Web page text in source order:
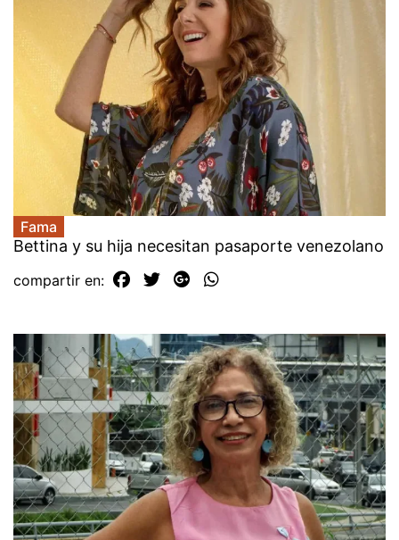
Fama
Bettina y su hija necesitan pasaporte venezolano
compartir en: